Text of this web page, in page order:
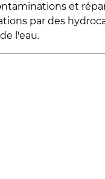
et
par des
l'eau.